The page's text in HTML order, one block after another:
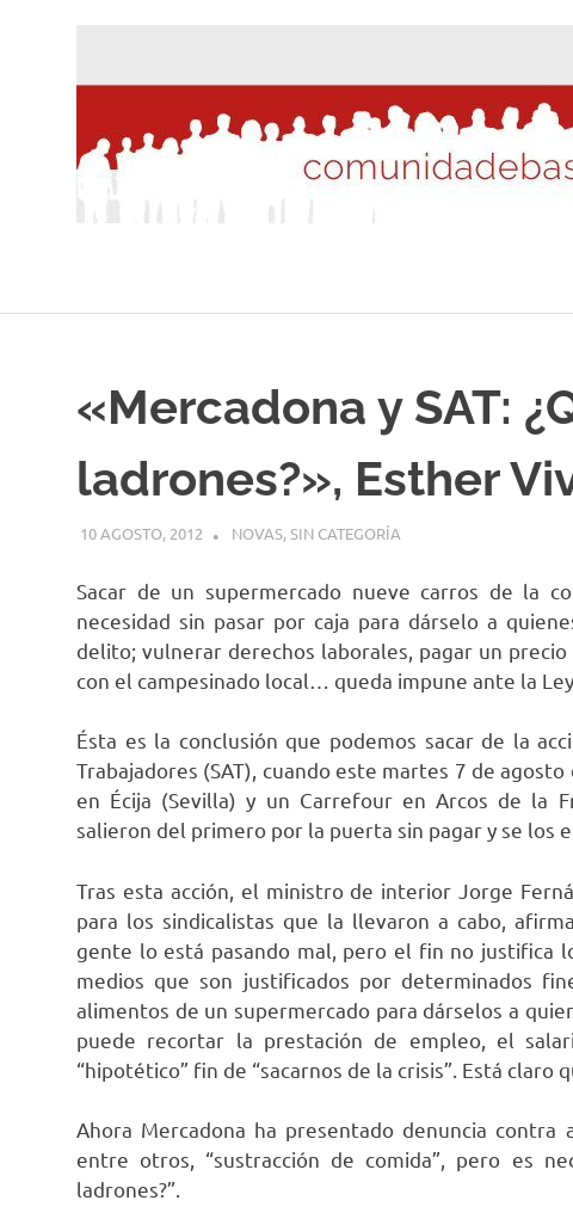
«Mercadona y SAT:
ladrones?», Esther
10 AGOSTO, 2012 DESARROLLO
NOVAS,SIN CATEGORÍA
Sacar de un supermercado nueve carros de la
necesidad sin pasar por caja para dárselo a
delito; vulnerar derechos laborales, pagar un
con el campesinado local… queda impune ante la Ley.
Ésta es la conclusión que podemos sacar de la
Trabajadores (SAT), cuando este martes 7 de
en Écija (Sevilla) y un Carrefour en Arcos de la
salieron del primero por la puerta sin pagar y se los
Tras esta acción, el ministro de interior Jorge
para los sindicalistas que la llevaron a cabo,
gente lo está pasando mal, pero el fin no justifica
medios que son justificados por determinados
alimentos de un supermercado para dárselos a
puede recortar la prestación de empleo, el
“hipotético” fin de “sacarnos de la crisis”. Está claro
Ahora Mercadona ha presentado denuncia
entre otros, “sustracción de comida”, pero es
ladrones?”.